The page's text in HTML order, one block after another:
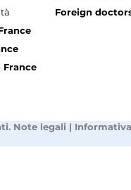
Foreign
Note legali |